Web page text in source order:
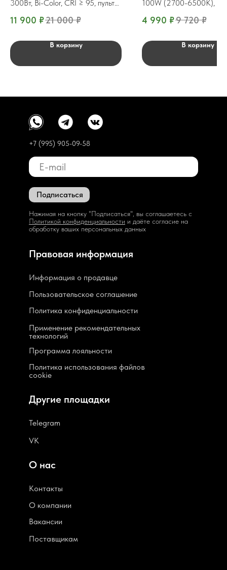
300Вт, Bi-Color, CRI ≥ 95, пульт
11 900 ₽21 000 ₽
В корзину
100W (2700-6500К), с
4 990 ₽9 720 ₽
В корзину
Подписаться
Нажимая на кнопку "Подписаться", вы соглашаетесь с
Политикой конфиденциальности и даёте согласие на
обработку ваших персональных данных
Пользовательское соглашение
Политика конфиденциальности
Программа лояльности
Политика использования файлов
cookie
Применение рекомендательных
технологий
Информация о продавце
Контакты
Поставщикам
Вакансии
О компании
Telegram
VK
Правовая информация
О нас
Другие площадки
+7 (995) 905-09-58